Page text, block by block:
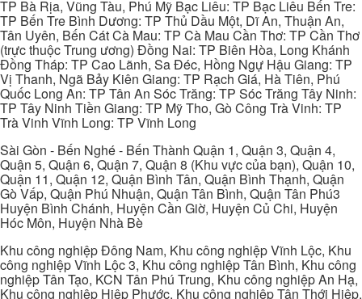
TP Bà Rịa, Vũng Tàu, Phú Mỹ Bạc Liêu: TP Bạc Liêu Bến Tre:
TP Bến Tre Bình Dương: TP Thủ Dầu Một, Dĩ An, Thuận An,
Tân Uyên, Bến Cát Cà Mau: TP Cà Mau Cần Thơ: TP Cần Thơ
(trực thuộc Trung ương) Đồng Nai: TP Biên Hòa, Long Khánh
Đồng Tháp: TP Cao Lãnh, Sa Đéc, Hồng Ngự Hậu Giang: TP
Vị Thanh, Ngã Bảy Kiên Giang: TP Rạch Giá, Hà Tiên, Phú
Quốc Long An: TP Tân An Sóc Trăng: TP Sóc Trăng Tây Ninh:
TP Tây Ninh Tiền Giang: TP Mỹ Tho, Gò Công Trà Vinh: TP
Trà Vinh Vĩnh Long: TP Vĩnh Long
Sài Gòn - Bến Nghé - Bến Thành Quận 1, Quận 3, Quận 4,
Quận 5, Quận 6, Quận 7, Quận 8 (Khu vực của bạn), Quận 10,
Quận 11, Quận 12, Quận Bình Tân, Quận Bình Thạnh, Quận
Gò Vấp, Quận Phú Nhuận, Quận Tân Bình, Quận Tân Phú3
Huyện Bình Chánh, Huyện Cần Giờ, Huyện Củ Chi, Huyện
Hóc Môn, Huyện Nhà Bè
Khu công nghiệp Đông Nam, Khu công nghiệp Vĩnh Lộc, Khu
công nghiệp Vĩnh Lộc 3, Khu công nghiệp Tân Bình, Khu công
nghiệp Tân Tạo, KCN Tân Phú Trung, Khu công nghiệp An Hạ,
Khu công nghiệp Hiệp Phước, Khu công nghiệp Tân Thới Hiệp,